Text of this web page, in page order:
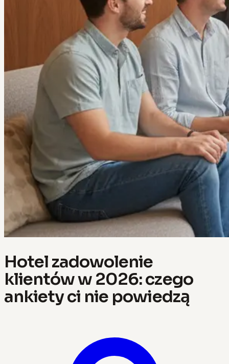
Hotel zadowolenie
klientów w 2026: czego
ankiety ci nie powiedzą